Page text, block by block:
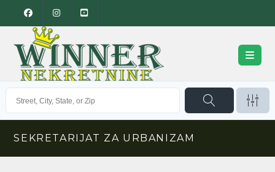
SEKRETARIJAT ZA URBANIZAM